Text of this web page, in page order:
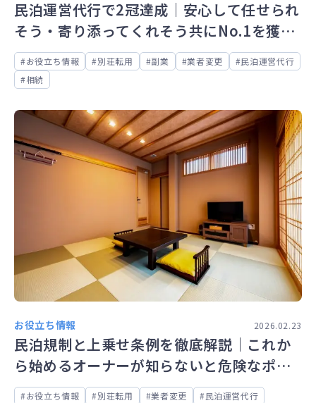
民泊運営代行で2冠達成｜安心して任せられ
そう・寄り添ってくれそう共にNo.1を獲
得！
お役立ち情報 別荘転用 副業 業者変更
民泊運営代行
相続
お役立ち情報 2026.02.23
民泊規制と上乗せ条例を徹底解説｜これか
ら始めるオーナーが知らないと危険なポイ
ント
お役立ち情報 別荘転用 業者変更 民泊運営代行